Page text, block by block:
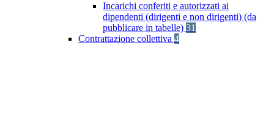
Incarichi conferiti e autorizzati ai
dipendenti (dirigenti e non dirigenti) (da
pubblicare in tabelle) 31
Contrattazione collettiva 4